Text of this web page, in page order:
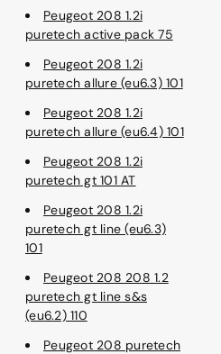
Peugeot 208 1.2i
puretech active pack 75
Peugeot 208 1.2i
puretech allure (eu6.3) 101
Peugeot 208 1.2i
puretech allure (eu6.4) 101
Peugeot 208 1.2i
puretech gt 101 AT
Peugeot 208 1.2i
puretech gt line (eu6.3)
101
Peugeot 208 208 1.2
puretech gt line s&s
(eu6.2) 110
Peugeot 208 puretech